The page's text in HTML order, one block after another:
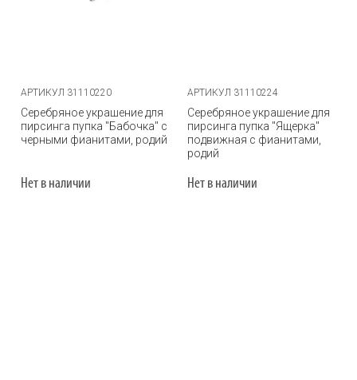
АРТИКУЛ 31110220
Серебряное украшение для
пирсинга пупка "Бабочка" с
черными фианитами, родий
Нет в наличии
АРТИКУЛ 31110224
Серебряное украшение для
пирсинга пупка "Ящерка"
подвижная с фианитами,
родий
Нет в наличии